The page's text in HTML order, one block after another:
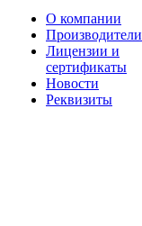
О компании
Производители
Лицензии и
сертификаты
Новости
Реквизиты